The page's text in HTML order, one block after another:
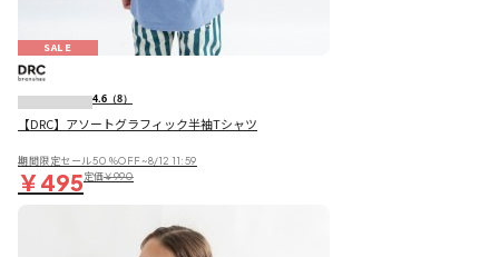
SALE
4.6 （8）
【DRC】アソートグラフィック半袖Tシャツ
期間限定セール50％OFF~8/12 11:59
￥495定価￥990